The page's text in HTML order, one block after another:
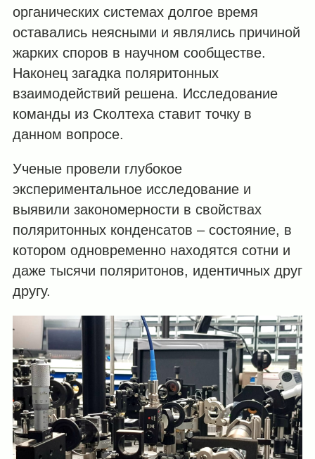
органических системах долгое время
оставались неясными и являлись причиной
жарких споров в научном сообществе.
Наконец загадка поляритонных
взаимодействий решена. Исследование
команды из Сколтеха ставит точку в
данном вопросе.
Ученые провели глубокое
экспериментальное исследование и
выявили закономерности в свойствах
поляритонных конденсатов – состояние, в
котором одновременно находятся сотни и
даже тысячи поляритонов, идентичных друг
другу.